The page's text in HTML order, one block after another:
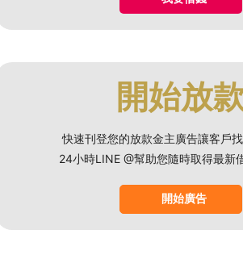
開始放
快速刊登您的放款金主廣告讓客戶
24小時LINE @幫助您隨時取得最新
開始廣告